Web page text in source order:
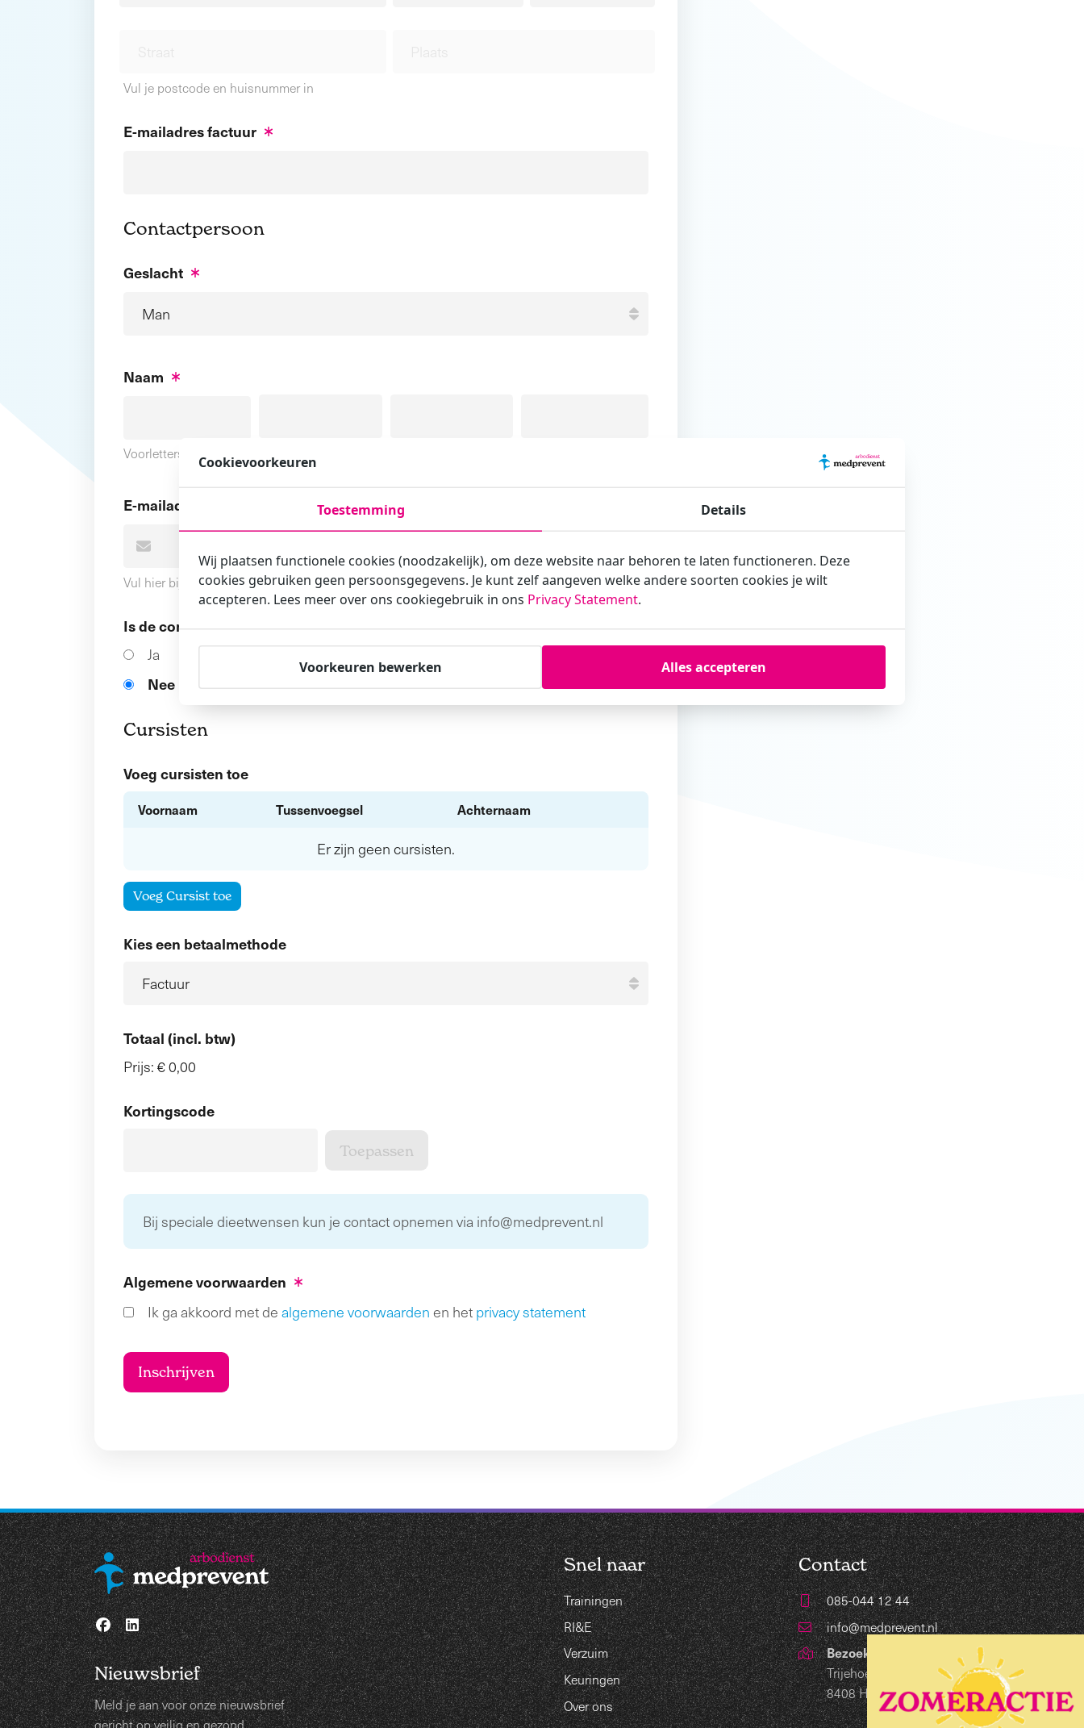
Vul je postcode en huisnummer in
E-mailadres factuur
Contactpersoon
Geslacht
Naam
Voorletters
E-mailadres
Vul hier bij voorkeur het e-mailadres in waarmee je zakelijk/administratief correspondeert
Is de contactpersoon ook een cursist?
Ja
Nee
Cursisten
Voeg cursisten toe
Voornaam Tussenvoegsel Achternaam
Er zijn geen cursisten.
Voeg Cursist toe
Kies een betaalmethode
Totaal (incl. btw)
Prijs: € 0,00
Kortingscode
Bij speciale dieetwensen kun je contact opnemen via info@medprevent.nl
Algemene voorwaarden
Ik ga akkoord met de algemene voorwaarden en het privacy statement
Nieuwsbrief
Meld je aan voor onze nieuwsbrief
gericht op veilig en gezond
Snel naar
Trainingen
RI&E
Verzuim
Keuringen
Over ons
Contact
085-044 12 44
info@medprevent.nl
Bezoekadres
Trijehoek 19
8408 HB Lippenhuizen
Cookievoorkeuren
Toestemming Details
Wij plaatsen functionele cookies (noodzakelijk), om deze website naar behoren te laten functioneren. Deze
cookies gebruiken geen persoonsgegevens. Je kunt zelf aangeven welke andere soorten cookies je wilt
accepteren. Lees meer over ons cookiegebruik in ons Privacy Statement.
Voorkeuren bewerken Alles accepteren